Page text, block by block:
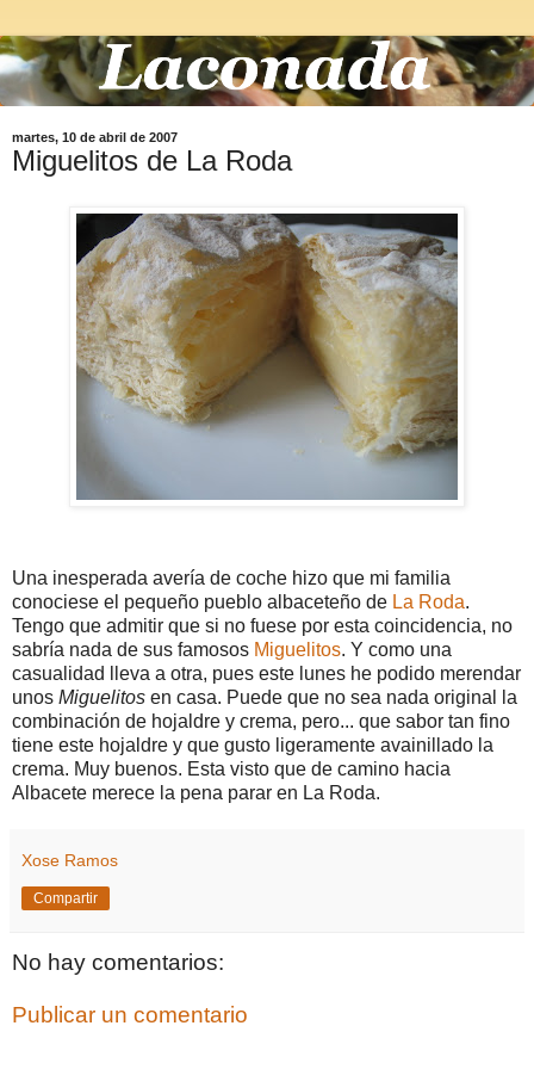
martes, 10 de abril de 2007
Miguelitos de La Roda
Una inesperada avería de coche hizo que mi familia
conociese el pequeño pueblo albaceteño de La Roda.
Tengo que admitir que si no fuese por esta coincidencia, no
sabría nada de sus famosos Miguelitos. Y como una
casualidad lleva a otra, pues este lunes he podido merendar
unos Miguelitos en casa. Puede que no sea nada original la
combinación de hojaldre y crema, pero... que sabor tan fino
tiene este hojaldre y que gusto ligeramente avainillado la
crema. Muy buenos. Esta visto que de camino hacia
Albacete merece la pena parar en La Roda.
Xose Ramos
Compartir
No hay comentarios:
Publicar un comentario